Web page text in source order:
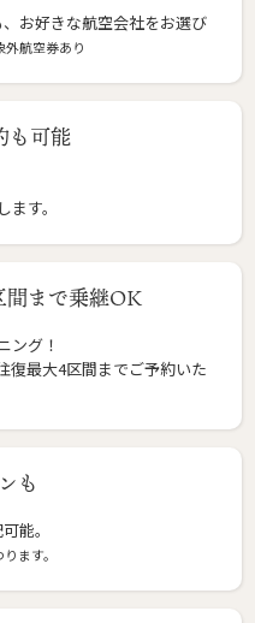
お好きな航空会社をお選び
航空券あり
も可能
す。
間まで乗継OK
ング！
復最大4区間までご予約いた
も
能。
ます。